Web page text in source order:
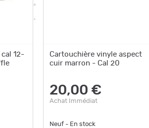
12-
Cartouchière vinyle aspect
cuir marron - Cal 20
20,00 €
Achat Immédiat
Neuf - En stock